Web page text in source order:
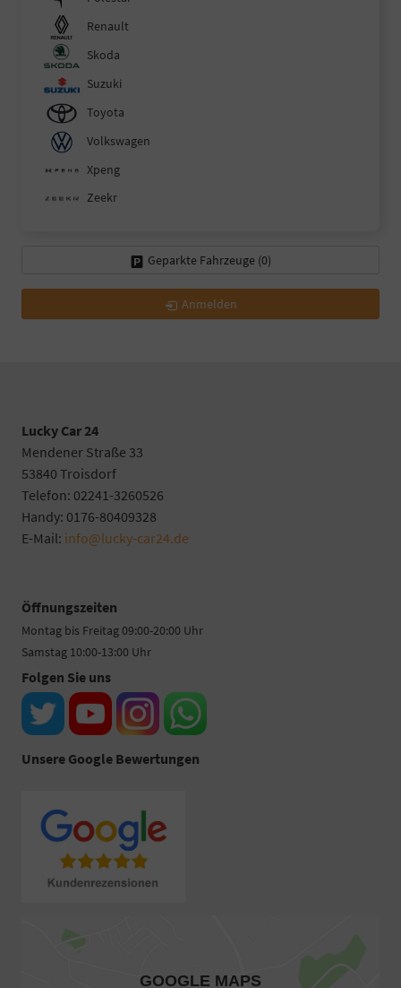
Renault
Skoda
Suzuki
Toyota
Volkswagen
Xpeng
Zeekr
Geparkte Fahrzeuge (0)
Anmelden
Lucky Car 24
Mendener Straße 33
53840 Troisdorf
Telefon: 02241-3260526
Handy: 0176-80409328
E-Mail: info@lucky-car24.de
Öffnungszeiten
Montag bis Freitag 09:00-20:00 Uhr
Samstag 10:00-13:00 Uhr
Folgen Sie uns
Unsere Google Bewertungen
GOOGLE MAPS